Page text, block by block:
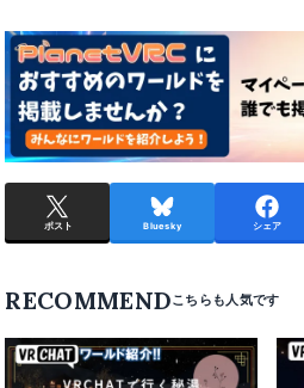
ポスト Bluesky シェア
RECOMMEND